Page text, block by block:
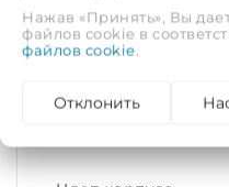
Межцентровое
расстояние
исполнение
Нажав «Принять», Вы
файлов cookie в
файлов cookie.
Отклонить